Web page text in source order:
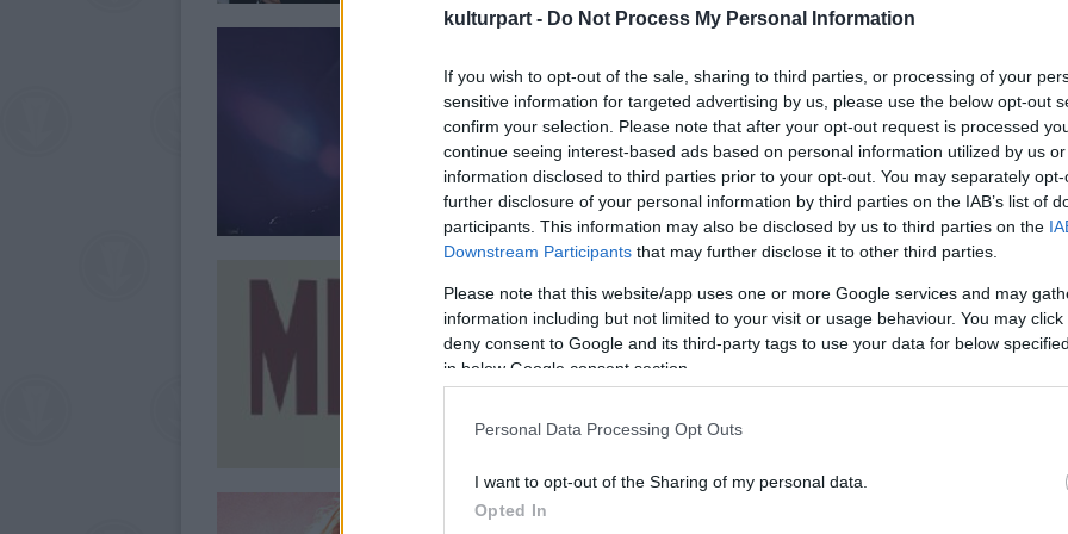
kulturpart - Do Not Process My Personal Information
If you wish to opt-out of the sale, sharing to third parties, or processing of your
sensitive information for targeted advertising by us, please use the below opt-out
confirm your selection. Please note that after your opt-out request is processed
continue seeing interest-based ads based on personal information utilized by us
information disclosed to third parties prior to your opt-out. You may separately
further disclosure of your personal information by third parties on the IAB’s list of
participants. This information may also be disclosed by us to third parties on the
Downstream Participants that may further disclose it to other third parties.
Please note that this website/app uses one or more Google services and may
information including but not limited to your visit or usage behaviour. You may
deny consent to Google and its third-party tags to use your data for below
in below Google consent section.
Personal Data Processing Opt Outs
I want to opt-out of the Sharing of my personal data.
Opted In
Jamie Foxx új lemezének hallgatása közben leginkább a
tyúk vagy a tojás-dilemma csapdájába eshetünk, hogy
tudniillik most akkor az énekesként debütáló színészt,
vagy a színészként tevékenykedő énekest hallgatjuk-e. Az
biztos, Jamie énekelni tud, csak épp nem mindegy, hogy
mit.
tovább
otthon
2008. 12. 26.|Kánya Andrea
Virsli és konfetti a nappaliban, megabrutál parti vagy
petárda az Andrássyn? Igazából tök mindegy, így is, úgy is
olyan lesz a jövő év, amilyen az utolsó nap. Szóval
már nem a mi dolgunk.